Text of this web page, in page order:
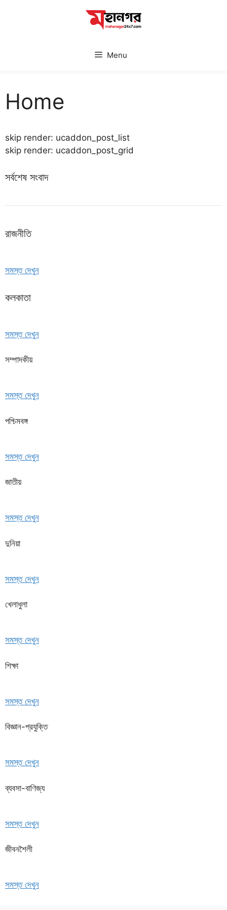
Menu
Home
skip render: ucaddon_post_list
skip render: ucaddon_post_grid
সর্বশেষ সংবাদ
রাজনীতি
সমস্ত দেখুন
কলকাতা
সমস্ত দেখুন
সম্পাদকীয়
সমস্ত দেখুন
পশ্চিমবঙ্গ
সমস্ত দেখুন
জাতীয়
সমস্ত দেখুন
দুনিয়া
সমস্ত দেখুন
খেলাধুলা
সমস্ত দেখুন
শিক্ষা
সমস্ত দেখুন
বিজ্ঞান-প্রযুক্তি
সমস্ত দেখুন
ব্যবসা-বাণিজ্য
সমস্ত দেখুন
জীবনশৈলী
সমস্ত দেখুন